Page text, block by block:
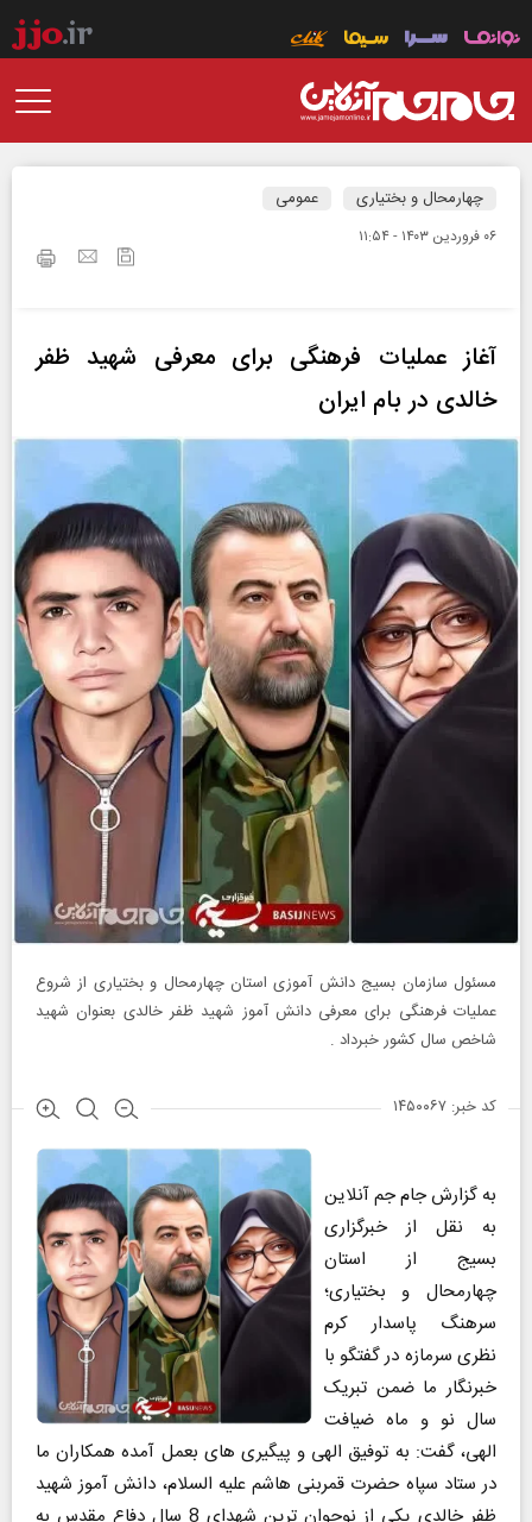
چهارمحال و بختیاری عمومی
۰۶ فروردين ۱۴۰۳ - ۱۱:۵۴
آغاز عملیات فرهنگی برای معرفی شهید ظفر
خالدی در بام ایران
مسئول سازمان بسیج دانش آموزی استان چهارمحال و بختیاری از شروع
عملیات فرهنگی برای معرفی دانش آموز شهید ظفر خالدی بعنوان شهید
شاخص سال کشور خبرداد .
کد خبر: ۱۴۵۰۰۶۷
به گزارش جام جم آنلاین
به نقل از خبرگزاری
بسیج از استان
چهارمحال و بختیاری؛
سرهنگ پاسدار کرم
نظری سرمازه در گفتگو با
خبرنگار ما ضمن تبریک
سال نو و ماه ضیافت
الهی، گفت: به توفیق الهی و پیگیری های بعمل آمده همکاران ما
در ستاد سپاه حضرت قمربنی هاشم علیه السلام، دانش آموز شهید